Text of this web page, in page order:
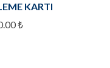
KARTI
₺